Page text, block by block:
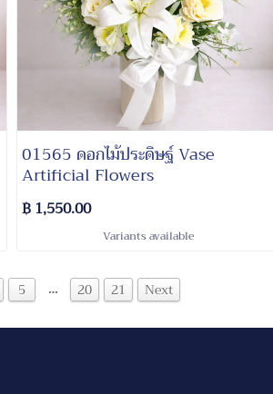
01565 ดอกไม้ประดิษฐ์ Vase
Artificial Flowers
฿ 1,550.00
Variants available
5 … 20 21 Next